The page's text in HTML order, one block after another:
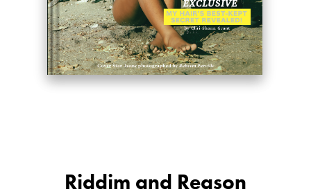
Riddim and Reason